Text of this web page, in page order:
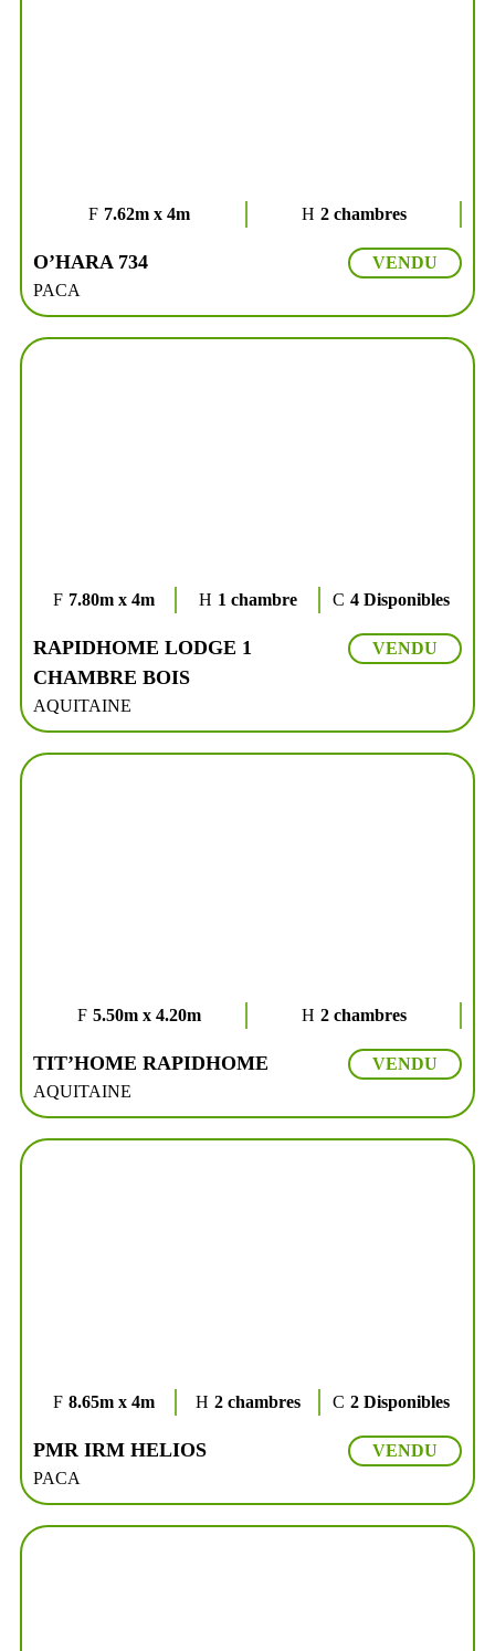
7.62m x 4m 2 chambres
O’HARA 734
PACA
VENDU
7.80m x 4m 1 chambre 4 Disponibles
RAPIDHOME LODGE 1
CHAMBRE BOIS
AQUITAINE
VENDU
5.50m x 4.20m 2 chambres
TIT’HOME RAPIDHOME
AQUITAINE
VENDU
8.65m x 4m 2 chambres 2 Disponibles
PMR IRM HELIOS
PACA
VENDU